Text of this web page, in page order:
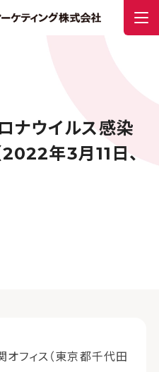
ナウイルス感染
年3月11日、
フィス（東京都千代田